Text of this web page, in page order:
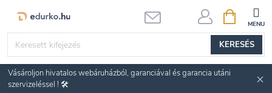
KERESÉS
KOSÁR
Vásároljon hivatalos webáruházból, garanciával és garancia utáni
szervizeléssel ! 🛠️